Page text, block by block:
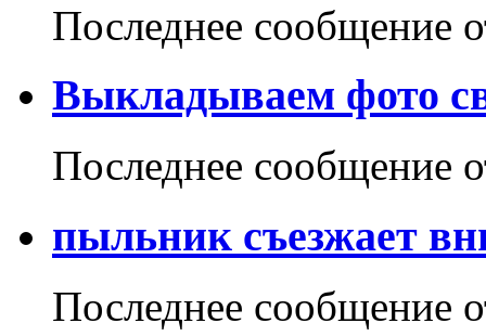
Последнее сообщение
Выкладываем фото
Последнее сообщение
пыльник съезжает
Последнее сообщение